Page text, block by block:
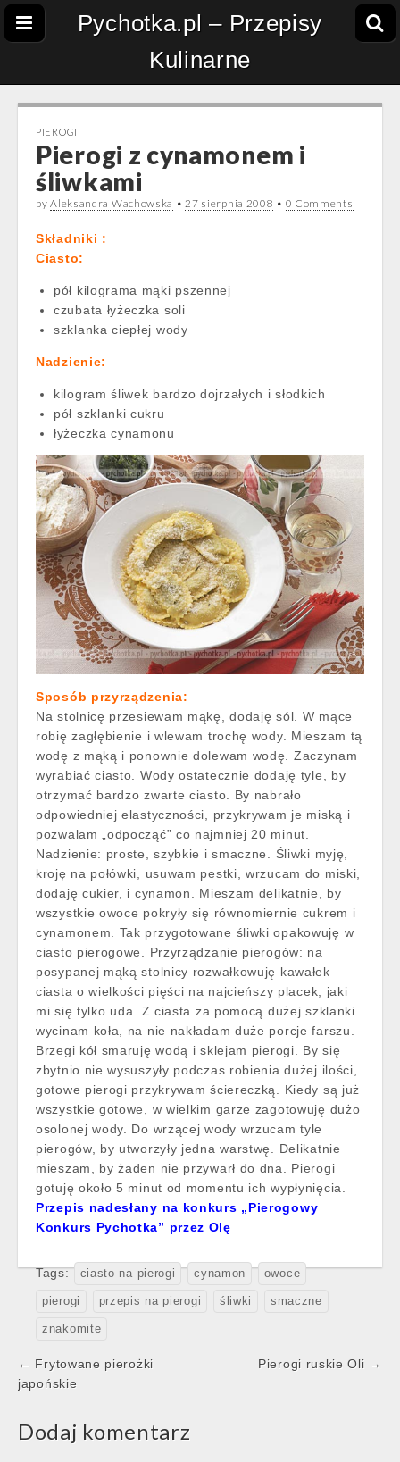
Pychotka.pl – Przepisy
Kulinarne
PIEROGI
Pierogi z cynamonem i
śliwkami
byAleksandra Wachowska •27 sierpnia 2008 • 0 Comments
Składniki :
Ciasto:
pół kilograma mąki pszennej
czubata łyżeczka soli
szklanka ciepłej wody
Nadzienie:
kilogram śliwek bardzo dojrzałych i słodkich
pół szklanki cukru
łyżeczka cynamonu
Sposób przyrządzenia:
Na stolnicę przesiewam mąkę, dodaję sól. W mące
robię zagłębienie i wlewam trochę wody. Mieszam tą
wodę z mąką i ponownie dolewam wodę. Zaczynam
wyrabiać ciasto. Wody ostatecznie dodaję tyle, by
otrzymać bardzo zwarte ciasto. By nabrało
odpowiedniej elastyczności, przykrywam je miską i
pozwalam „odpocząć” co najmniej 20 minut.
Nadzienie: proste, szybkie i smaczne. Śliwki myję,
kroję na połówki, usuwam pestki, wrzucam do miski,
dodaję cukier, i cynamon. Mieszam delikatnie, by
wszystkie owoce pokryły się równomiernie cukrem i
cynamonem. Tak przygotowane śliwki opakowuję w
ciasto pierogowe. Przyrządzanie pierogów: na
posypanej mąką stolnicy rozwałkowuję kawałek
ciasta o wielkości pięści na najcieńszy placek, jaki
mi się tylko uda. Z ciasta za pomocą dużej szklanki
wycinam koła, na nie nakładam duże porcje farszu.
Brzegi kół smaruję wodą i sklejam pierogi. By się
zbytnio nie wysuszyły podczas robienia dużej ilości,
gotowe pierogi przykrywam ściereczką. Kiedy są już
wszystkie gotowe, w wielkim garze zagotowuję dużo
osolonej wody. Do wrzącej wody wrzucam tyle
pierogów, by utworzyły jedna warstwę. Delikatnie
mieszam, by żaden nie przywarł do dna. Pierogi
gotuję około 5 minut od momentu ich wypłynięcia.
Przepis nadesłany na konkurs „Pierogowy
Konkurs Pychotka” przez Olę
Tags: ciasto na pierogi cynamon owoce
pierogi przepis na pierogi śliwki smaczne
znakomite
Post
navigation
← Frytowane pierożki
japońskie
Pierogi ruskie Oli →
Dodaj komentarz